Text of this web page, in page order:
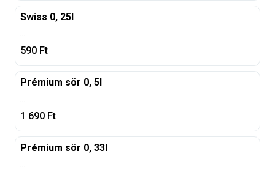
Swiss 0, 25l
...
590 Ft
Prémium sör 0, 5l
...
1 690 Ft
Prémium sör 0, 33l
...